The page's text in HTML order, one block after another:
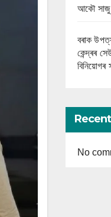
আকৌ সাজু
বৰাক
কেন্দ্ৰৰ
বিনিয়োগৰ
No